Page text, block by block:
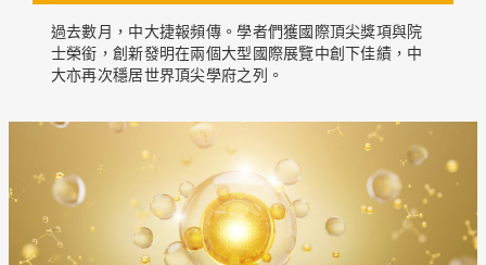
過去數月，中大捷報頻傳。學者們獲國際頂尖獎項與院
士榮銜，創新發明在兩個大型國際展覽中創下佳績，中
大亦再次穩居世界頂尖學府之列。